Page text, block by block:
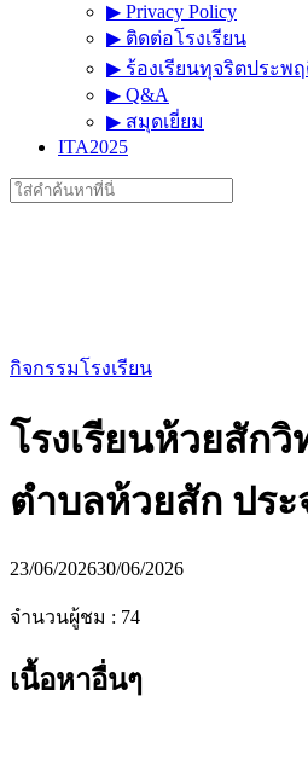
▶︎ Privacy Policy
▶︎ ติดต่อโรงเรียน
▶︎ ร้องเรียนทุจริตประพ
▶︎ Q&A
▶︎ สมุดเยี่ยม
ITA2025
Search
for:
กิจกรรมโรงเรียน
โรงเรียนห้วยสัก
ตำบลห้วยสัก ประ
23/06/202630/06/2026
จำนวนผู้ชม : 74
เนื้อหาอื่นๆ